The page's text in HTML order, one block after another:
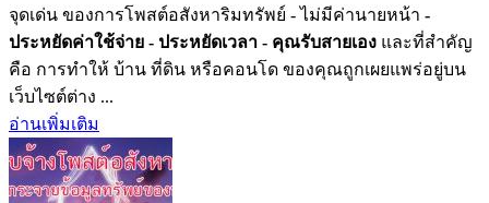
จุดเด่น ของการโพสต์อสังหาริมทรัพย์ - ไม่มีค่านายหน้า -
ประหยัดค่าใช้จ่าย - ประหยัดเวลา - คุณรับสายเอง และที่สำคัญ
คือ การทำให้ บ้าน ที่ดิน หรือคอนโด ของคุณถูกเผยแพร่อยู่บน
เว็บไซต์ต่าง ...
อ่านเพิ่มเติม